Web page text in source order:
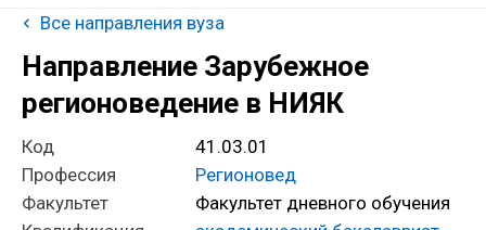
Все направления вуза
Направление Зарубежное
регионоведение в НИЯК
Код
41.03.01
Профессия
Регионовед
Факультет
Факультет дневного обучения